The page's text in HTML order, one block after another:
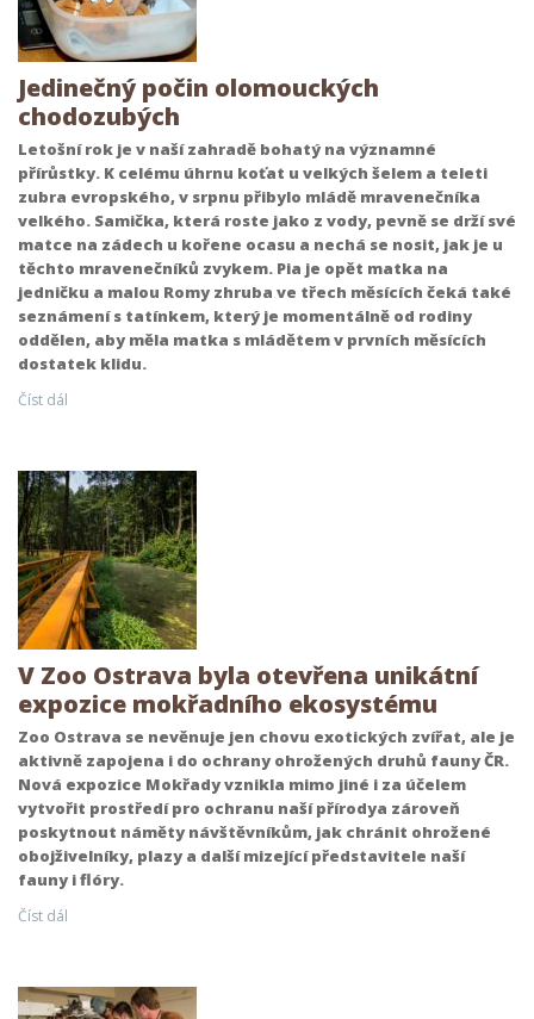
Jedinečný počin olomouckých
chodozubých
Letošní rok je v naší zahradě bohatý na významné
přírůstky. K celému úhrnu koťat u velkých šelem a teleti
zubra evropského, v srpnu přibylo mládě mravenečníka
velkého. Samička, která roste jako z vody, pevně se drží své
matce na zádech u kořene ocasu a nechá se nosit, jak je u
těchto mravenečníků zvykem. Pia je opět matka na
jedničku a malou Romy zhruba ve třech měsících čeká také
seznámení s tatínkem, který je momentálně od rodiny
oddělen, aby měla matka s mládětem v prvních měsících
dostatek klidu.
Číst dál
V Zoo Ostrava byla otevřena unikátní
expozice mokřadního ekosystému
Zoo Ostrava se nevěnuje jen chovu exotických zvířat, ale je
aktivně zapojena i do ochrany ohrožených druhů fauny ČR.
Nová expozice Mokřady vznikla mimo jiné i za účelem
vytvořit prostředí pro ochranu naší přírodya zároveň
poskytnout náměty návštěvníkům, jak chránit ohrožené
obojživelníky, plazy a další mizející představitele naší
fauny i flóry.
Číst dál